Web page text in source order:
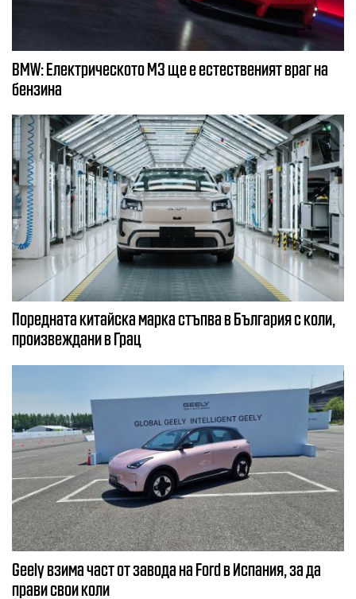
BMW: Електрическото М3 ще е естественият враг на
бензина
Поредната китайска марка стъпва в България с коли,
произвеждани в Грац
Geely взима част от завода на Ford в Испания, за да
прави свои коли